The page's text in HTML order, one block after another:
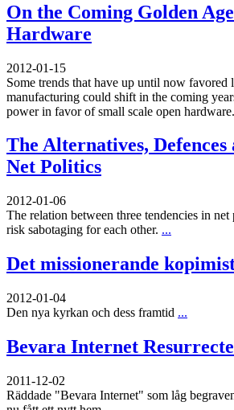
On the Coming Golden
Hardware
2012-01-15
Some trends that have up until now favored
manufacturing could shift in the coming
power in favor of small scale open hardware.
The Alternatives,
Net Politics
2012-01-06
The relation between three tendencies in
risk sabotaging for each other. ...
Det missionerande
2012-01-04
Den nya kyrkan och dess framtid ...
Bevara Internet
2011-12-02
Räddade "Bevara Internet" som låg